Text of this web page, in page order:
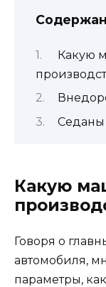
Какую
Седаны
Какую
Говоря о
автомобиля,
параметры,